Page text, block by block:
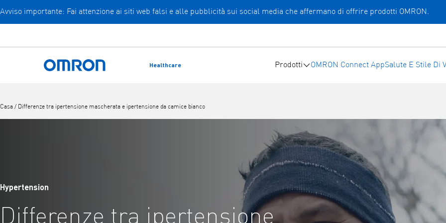
Vai
contenuto
principale
Avviso importante: Fai attenzione ai siti web falsi e alle pubblicità sui social media che affermano di offrire prodotti OMRON.
Healthcare Prodotti OMRON Connect AppSalute E Stile Di
Casa / Differenze tra ipertensione mascherata e ipertensione da camice bianco
Hypertension
Differenze tra ipertensione